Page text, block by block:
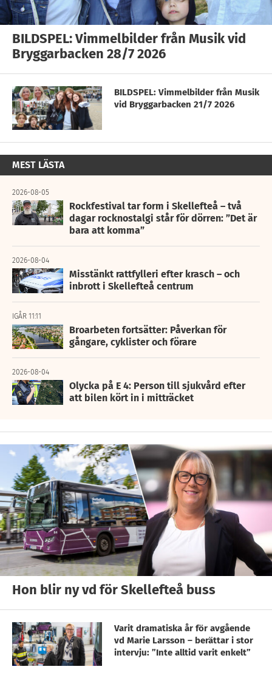
BILDSPEL: Vimmelbilder från Musik vid
Bryggarbacken 28/7 2026
BILDSPEL: Vimmelbilder från Musik
vid Bryggarbacken 21/7 2026
MEST LÄSTA
2026-08-05
Rockfestival tar form i Skellefteå – två
dagar rocknostalgi står för dörren: ”Det är
bara att komma”
2026-08-04
Misstänkt rattfylleri efter krasch – och
inbrott i Skellefteå centrum
IGÅR 11:11
Broarbeten fortsätter: Påverkan för
gångare, cyklister och förare
2026-08-04
Olycka på E 4: Person till sjukvård efter
att bilen kört in i mitträcket
Hon blir ny vd för Skellefteå buss
Varit dramatiska år för avgående
vd Marie Larsson – berättar i stor
intervju: ”Inte alltid varit enkelt”